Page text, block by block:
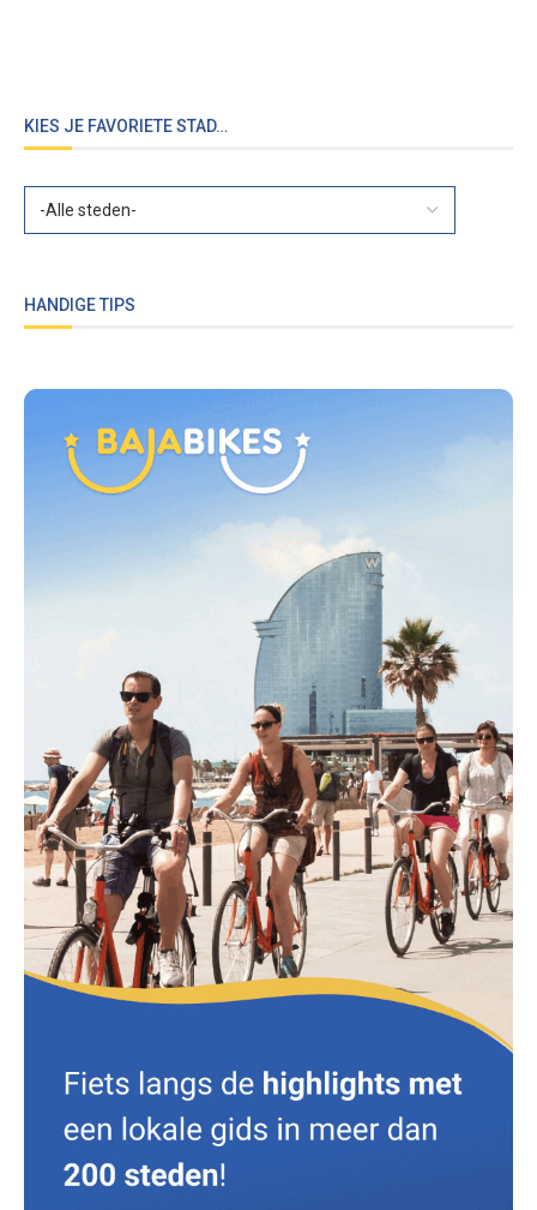
KIES JE FAVORIETE STAD…
HANDIGE TIPS